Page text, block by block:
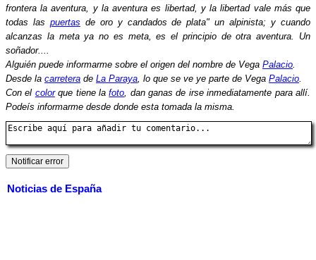
frontera la aventura, y la aventura es libertad, y la libertad vale más que
todas las puertas de oro y candados de plata" un alpinista; y cuando
alcanzas la meta ya no es meta, es el principio de otra aventura. Un
soñador....
Alguién puede informarme sobre el origen del nombre de Vega Palacio.
Desde la carretera de La Paraya, lo que se ve ye parte de Vega Palacio.
Con el colorque tiene lafoto, dan ganas de irse inmediatamente para allí.
Podeís informarme desde donde esta tomada la misma.
Noticias de España